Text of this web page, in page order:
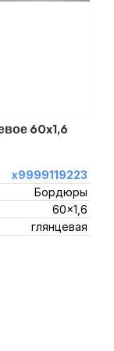
60x1,6
х9999119223
Бордюры
60x1,6
глянцевая